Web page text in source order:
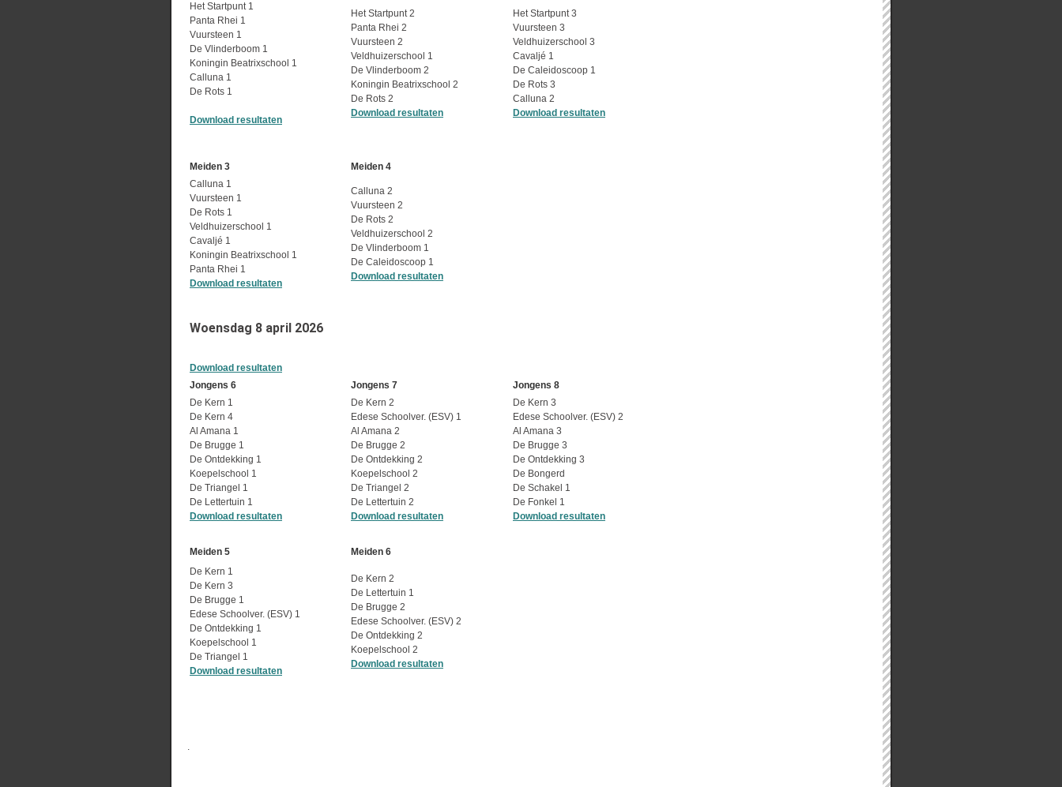
Het Startpunt 1
Panta Rhei 1
Vuursteen 1
De Vlinderboom 1
Koningin Beatrixschool 1
Calluna 1
De Rots 1
Download resultaten
Het Startpunt 2
Panta Rhei 2
Vuursteen 2
Veldhuizerschool 1
De Vlinderboom 2
Koningin Beatrixschool 2
De Rots 2
Download resultaten
Het Startpunt 3
Vuursteen 3
Veldhuizerschool 3
Cavaljé 1
De Caleidoscoop 1
De Rots 3
Calluna 2
Download resultaten
Meiden 3
Meiden 4
Calluna 1
Vuursteen 1
De Rots 1
Veldhuizerschool 1
Cavaljé 1
Koningin Beatrixschool 1
Panta Rhei 1
Download resultaten
Calluna 2
Vuursteen 2
De Rots 2
Veldhuizerschool 2
De Vlinderboom 1
De Caleidoscoop 1
Download resultaten
Woensdag 8 april 2026
Download resultaten
Jongens 6
Jongens 7
Jongens 8
De Kern 1
De Kern 4
Al Amana 1
De Brugge 1
De Ontdekking 1
Koepelschool 1
De Triangel 1
De Lettertuin 1
Download resultaten
De Kern 2
Edese Schoolver. (ESV) 1
Al Amana 2
De Brugge 2
De Ontdekking 2
Koepelschool 2
De Triangel 2
De Lettertuin 2
Download resultaten
De Kern 3
Edese Schoolver. (ESV) 2
Al Amana 3
De Brugge 3
De Ontdekking 3
De Bongerd
De Schakel 1
De Fonkel 1
Download resultaten
Meiden 5
Meiden 6
De Kern 1
De Kern 3
De Brugge 1
Edese Schoolver. (ESV) 1
De Ontdekking 1
Koepelschool 1
De Triangel 1
Download resultaten
De Kern 2
De Lettertuin 1
De Brugge 2
Edese Schoolver. (ESV) 2
De Ontdekking 2
Koepelschool 2
Download resultaten
.